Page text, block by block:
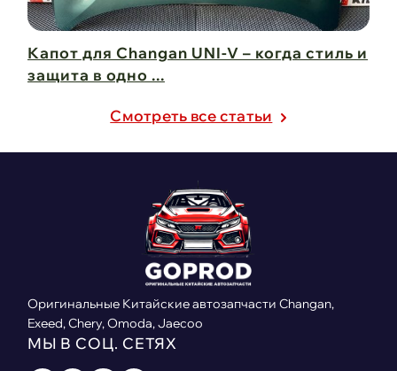
Капот для Changan UNI-V – когда стиль и
защита в одно ...
Cмотреть все статьи
Оригинальные Китайские автозапчасти Changan,
Exeed, Chery, Omoda, Jaecoo
МЫ В СОЦ. СЕТЯХ